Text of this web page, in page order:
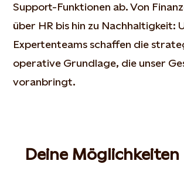
Support-Funktionen ab. Von
über HR bis hin zu Nachhaltigkeit:
Expertenteams schaffen die
operative Grundlage, die unser
voranbringt.
Deine Möglichkeiten